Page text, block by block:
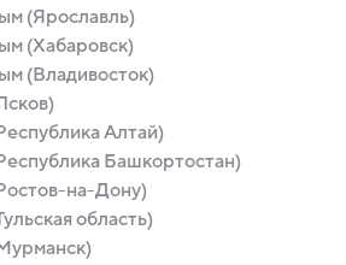
(Ярославль)
(Хабаровск)
(Владивосток)
Алтай)
Башкортостан)
на-Дону)
область)